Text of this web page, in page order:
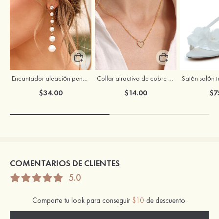
Encantador aleación pendientes para novia
$34.00
Collar atractivo de cobre con circonio cúbico para mujer
$14.00
COMENTARIOS DE CLIENTES
5.0
Comparte tu look para conseguir $10 de descuento.